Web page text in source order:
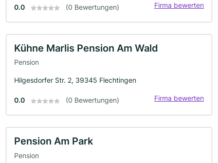
0.0 (0 Bewertungen) Firma bewerten
Kühne Marlis Pension Am Wald
Pension
Hilgesdorfer Str. 2, 39345 Flechtingen
0.0 (0 Bewertungen) Firma bewerten
Pension Am Park
Pension